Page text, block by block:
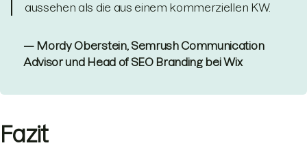
aussehen als die aus einem kommerziellen KW.
— Mordy Oberstein, Semrush Communication
Advisor und Head of SEO Branding bei Wix
Fazit